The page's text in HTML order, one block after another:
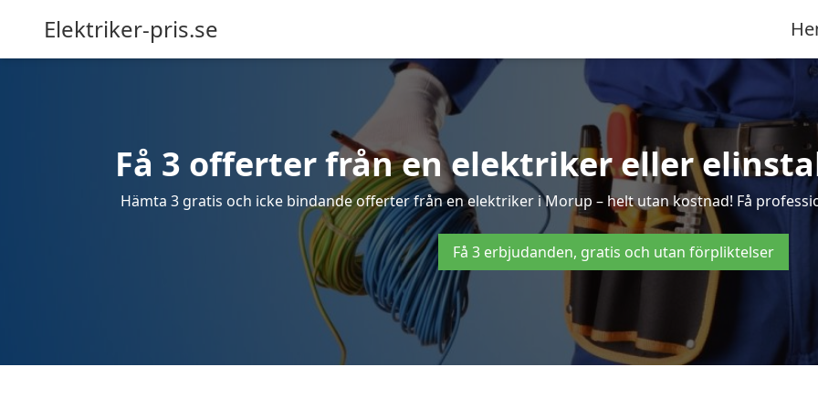
Elektriker-pris.se
Få 3 offerter från en elektriker eller
Hämta 3 gratis och icke bindande offerter från en elektriker i Morup – helt utan kostnad! Få
Få 3 erbjudanden, gratis och utan förpliktelser